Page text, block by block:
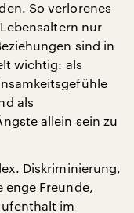
So verlorenes
nur
sind in
wichtig: als
als
allein sein zu
Diskriminierung,
enge Freunde,
im